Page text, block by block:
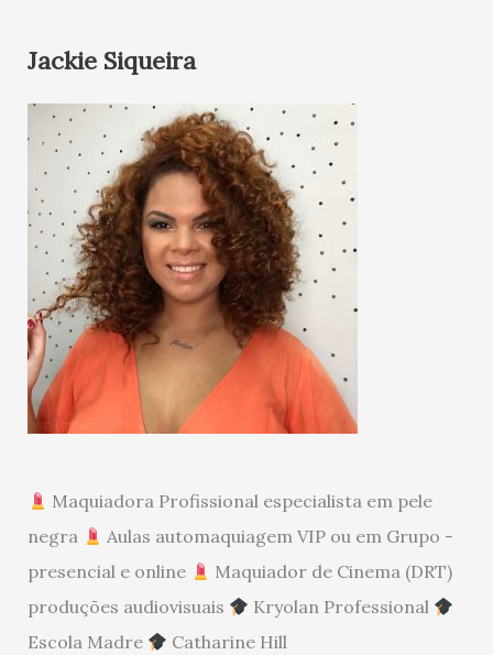
Jackie Siqueira
Maquiadora Profissional especialista em pele
negra
Aulas automaquiagem VIP ou em Grupo -
presencial e online
Maquiador de Cinema (DRT)
produções audiovisuais
Kryolan Professional
Escola Madre
Catharine Hill